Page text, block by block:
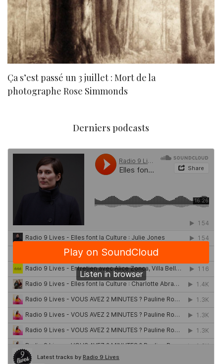
Ça s’est passé un 3 juillet : Mort de la
photographe Rose Simmonds
Derniers podcasts